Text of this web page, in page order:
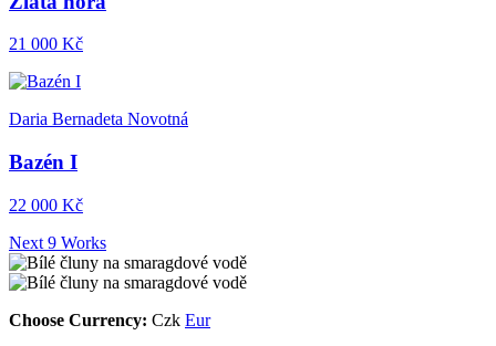
21 000 Kč
Daria Bernadeta Novotná
Bazén I
22 000 Kč
Next 9 Works
Choose Currency: Czk Eur